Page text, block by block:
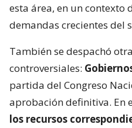
esta área, en un contexto
demandas crecientes del
También se despachó
controversiales:
partida del Congreso
aprobación definitiva. En
los recursos